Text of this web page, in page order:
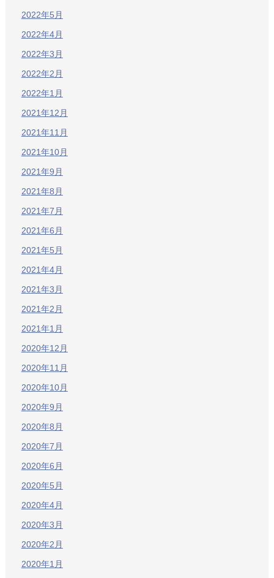
2022年5月
2022年4月
2022年3月
2022年2月
2022年1月
2021年12月
2021年11月
2021年10月
2021年9月
2021年8月
2021年7月
2021年6月
2021年5月
2021年4月
2021年3月
2021年2月
2021年1月
2020年12月
2020年11月
2020年10月
2020年9月
2020年8月
2020年7月
2020年6月
2020年5月
2020年4月
2020年3月
2020年2月
2020年1月